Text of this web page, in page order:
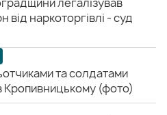
від наркоторгівлі - суд
та солдатами
Кропивницькому (фото)